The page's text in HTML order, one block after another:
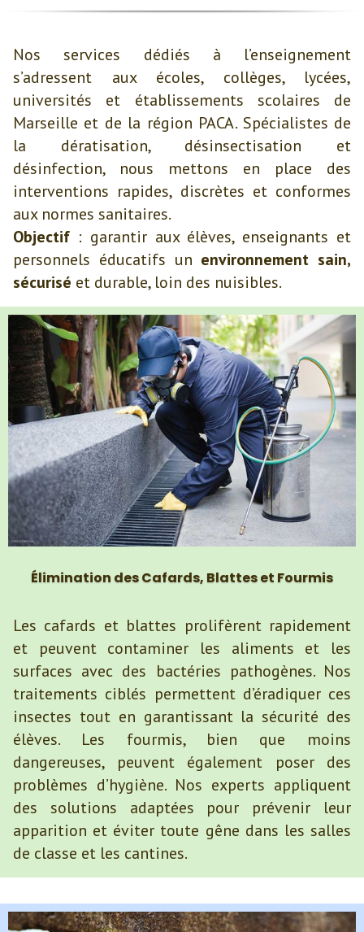
Nos services dédiés à l’enseignement
s’adressent aux écoles, collèges, lycées,
universités et établissements scolaires de
Marseille et de la région PACA. Spécialistes de
la dératisation, désinsectisation et
désinfection, nous mettons en place des
interventions rapides, discrètes et conformes
aux normes sanitaires.
Objectif : garantir aux élèves, enseignants et
personnels éducatifs un environnement sain,
sécurisé et durable, loin des nuisibles.
Élimination des Cafards, Blattes et Fourmis
Les cafards et blattes prolifèrent rapidement
et peuvent contaminer les aliments et les
surfaces avec des bactéries pathogènes. Nos
traitements ciblés permettent d’éradiquer ces
insectes tout en garantissant la sécurité des
élèves. Les fourmis, bien que moins
dangereuses, peuvent également poser des
problèmes d’hygiène. Nos experts appliquent
des solutions adaptées pour prévenir leur
apparition et éviter toute gêne dans les salles
de classe et les cantines.